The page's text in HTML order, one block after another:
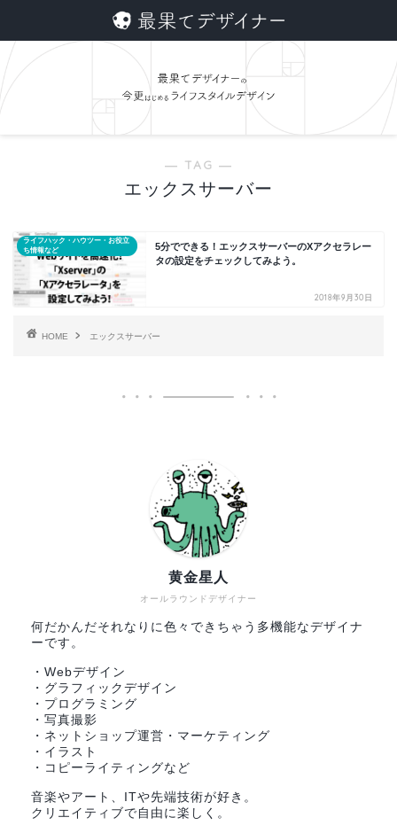
― TAG ―
エックスサーバー
ライフハック・ハウツー・お役立
ち情報など
5分でできる！エックスサーバーのXアクセラレー
タの設定をチェックしてみよう。
2018年9月30日
HOME エックスサーバー
オールラウンドデザイナー
黄金星人
何だかんだそれなりに色々できちゃう多機能なデザイナ
ーです。
・Webデザイン
・グラフィックデザイン
・プログラミング
・写真撮影
・ネットショップ運営・マーケティング
・イラスト
・コピーライティングなど
音楽やアート、ITや先端技術が好き。
クリエイティブで自由に楽しく。